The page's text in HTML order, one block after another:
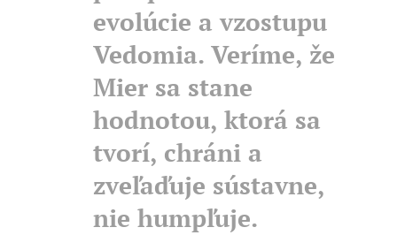
evolúcie a vzostupu
Vedomia. Veríme, že
Mier sa stane
hodnotou, ktorá sa
tvorí, chráni a
zveľaďuje sústavne,
nie humpľuje.